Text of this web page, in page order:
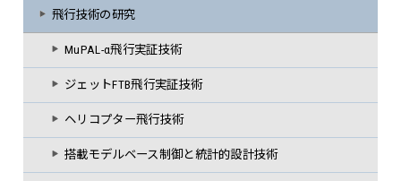
飛行技術の研究
MuPAL-α飛行実証技術
ジェットFTB飛行実証技術
ヘリコプター飛行技術
搭載モデルベース制御と統計的設計技術